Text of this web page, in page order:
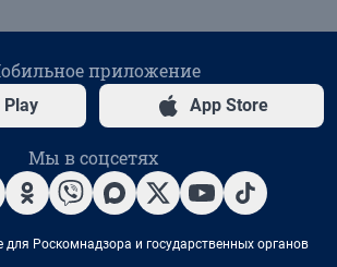
приложение
Play App Store
Мы в соцсетях
Роскомнадзора и государственных органов